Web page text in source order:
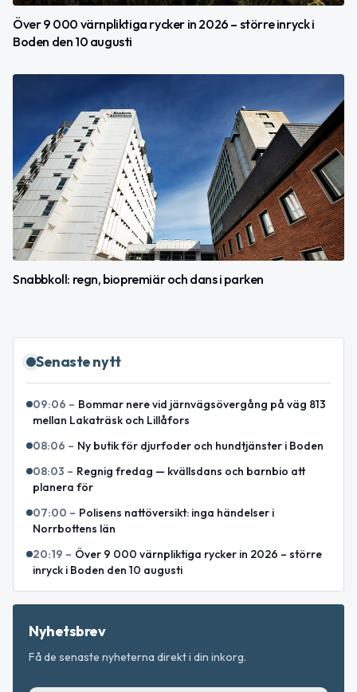
Över 9 000 värnpliktiga rycker in 2026 – större inryck i
Boden den 10 augusti
Snabbkoll: regn, biopremiär och dans i parken
Senaste nytt
09:06 – Bommar nere vid järnvägsövergång på väg 813
mellan Lakaträsk och Lillåfors
08:06 – Ny butik för djurfoder och hundtjänster i Boden
08:03 – Regnig fredag — kvällsdans och barnbio att
planera för
07:00 – Polisens nattöversikt: inga händelser i
Norrbottens län
20:19 – Över 9 000 värnpliktiga rycker in 2026 – större
inryck i Boden den 10 augusti
Nyhetsbrev
Få de senaste nyheterna direkt i din inkorg.